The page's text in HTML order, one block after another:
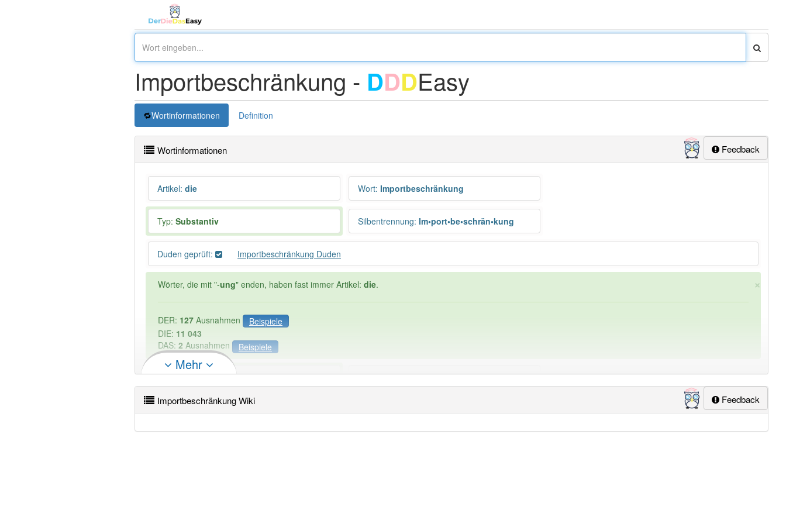
Importbeschränkung - DDDEasy
Wortinformationen Definition
Feedback
Wortinformationen
Artikel: die Wort: Importbeschränkung
Typ: Substantiv Silbentrennung: Im•port•be•schrän•kung
Duden geprüft: Importbeschränkung Duden
×
Wörter, die mit "-ung" enden, haben fast immer Artikel: die.
DER: 127 Ausnahmen
Beispiele
DIE: 11 043
DAS: 2 Ausnahmen Beispiele
PowerIndex:3 Häufigkeit: 4 von 10
Wörter mit Endung -importbeschränkung
aber mit einem anderen Artikel
Mehr
Feedback
Importbeschränkung Wiki